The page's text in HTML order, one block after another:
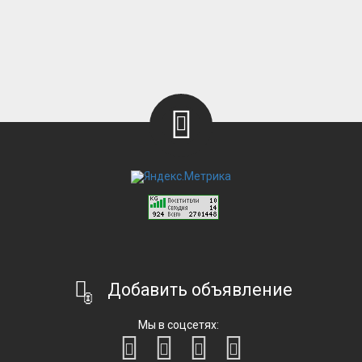
Добавить объявление
Мы в соцсетях: